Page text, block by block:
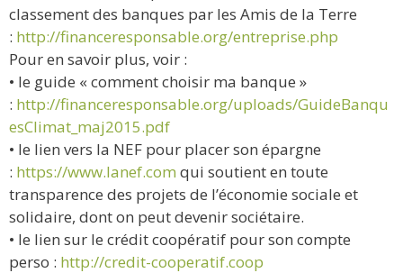
classement des banques par les Amis de la Terre
: http://financeresponsable.org/entreprise.php
Pour en savoir plus, voir :
• le guide « comment choisir ma banque »
: http://financeresponsable.org/uploads/GuideBanqu
esClimat_maj2015.pdf
• le lien vers la NEF pour placer son épargne
: https://www.lanef.com qui soutient en toute
transparence des projets de l’économie sociale et
solidaire, dont on peut devenir sociétaire.
• le lien sur le crédit coopératif pour son compte
perso : http://credit-cooperatif.coop